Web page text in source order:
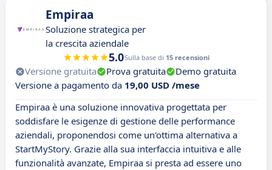
Empiraa
Soluzione strategica per
la crescita aziendale
5.0Sulla base di 15 recensioni
Versione gratuita Prova gratuita
Demo gratuita
Versione a pagamento da 19,00 USD /mese
Empiraa è una soluzione innovativa progettata per
soddisfare le esigenze di gestione delle performance
aziendali, proponendosi come un'ottima alternativa a
StartMyStory. Grazie alla sua interfaccia intuitiva e alle
funzionalità avanzate, Empiraa si presta ad essere uno